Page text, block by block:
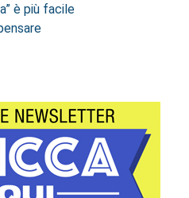
è più facile